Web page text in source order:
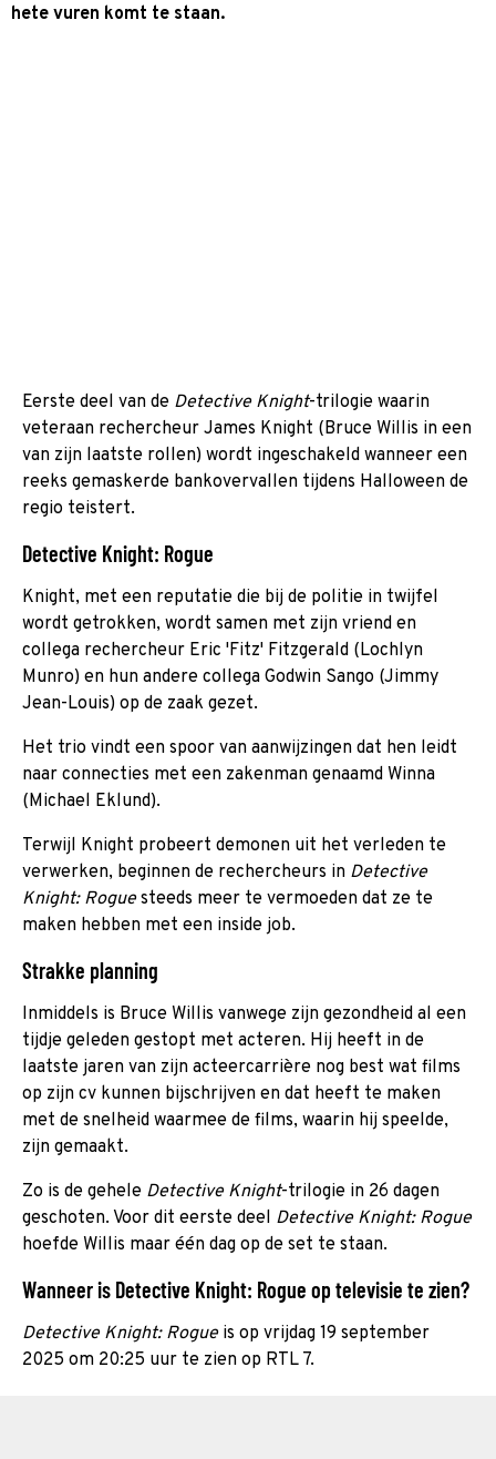
hete vuren komt te staan.
Eerste deel van de Detective Knight-trilogie waarin
veteraan rechercheur James Knight (Bruce Willis in een
van zijn laatste rollen) wordt ingeschakeld wanneer een
reeks gemaskerde bankovervallen tijdens Halloween de
regio teistert.
Detective Knight: Rogue
Knight, met een reputatie die bij de politie in twijfel
wordt getrokken, wordt samen met zijn vriend en
collega rechercheur Eric 'Fitz' Fitzgerald (Lochlyn
Munro) en hun andere collega Godwin Sango (Jimmy
Jean-Louis) op de zaak gezet.
Het trio vindt een spoor van aanwijzingen dat hen leidt
naar connecties met een zakenman genaamd Winna
(Michael Eklund).
Terwijl Knight probeert demonen uit het verleden te
verwerken, beginnen de rechercheurs in Detective
Knight: Roguesteeds meer te vermoeden dat ze te
maken hebben met een inside job.
Strakke planning
Inmiddels is Bruce Willis vanwege zijn gezondheid al een
tijdje geleden gestopt met acteren. Hij heeft in de
laatste jaren van zijn acteercarrière nog best wat films
op zijn cv kunnen bijschrijven en dat heeft te maken
met de snelheid waarmee de films, waarin hij speelde,
zijn gemaakt.
Zo is de gehele Detective Knight-trilogie in 26 dagen
geschoten. Voor dit eerste deel Detective Knight: Rogue
hoefde Willis maar één dag op de set te staan.
Wanneer is Detective Knight: Rogue op televisie te zien?
Detective Knight: Rogueis op vrijdag 19 september
2025 om 20:25 uur te zien op RTL 7.